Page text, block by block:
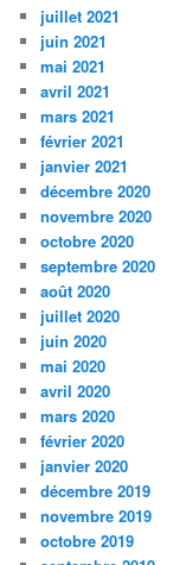
juillet 2021
juin 2021
mai 2021
avril 2021
mars 2021
février 2021
janvier 2021
décembre 2020
novembre 2020
octobre 2020
septembre 2020
août 2020
juillet 2020
juin 2020
mai 2020
avril 2020
mars 2020
février 2020
janvier 2020
décembre 2019
novembre 2019
octobre 2019